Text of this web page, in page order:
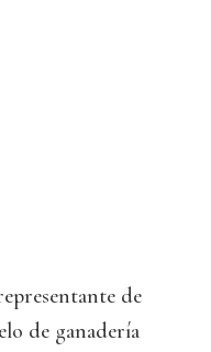
de
de ganadería